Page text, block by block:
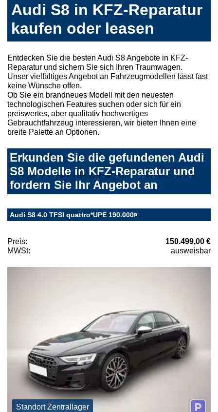
Audi S8 in KFZ-Reparatur
kaufen oder leasen
Entdecken Sie die besten Audi S8 Angebote in KFZ-
Reparatur und sichern Sie sich Ihren Traumwagen.
Unser vielfältiges Angebot an Fahrzeugmodellen lässt fast
keine Wünsche offen.
Ob Sie ein brandneues Modell mit den neuesten
technologischen Features suchen oder sich für ein
preiswertes, aber qualitativ hochwertiges
Gebrauchtfahrzeug interessieren, wir bieten Ihnen eine
breite Palette an Optionen.
Erkunden Sie die gefundenen Audi
S8 Modelle in KFZ-Reparatur und
fordern Sie Ihr Angebot an
Audi S8 4.0 TFSI quattro*UPE 190.000¤
Preis:
150.499,00 €
MWSt:
ausweisbar
Standort Zentrallager